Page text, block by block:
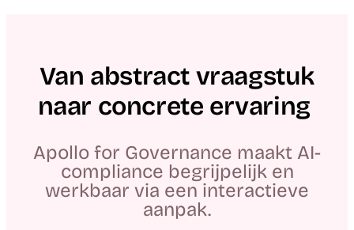
Van abstract vraagstuk
naar concrete ervaring
Apollo for Governance maakt AI-
compliance begrijpelijk en
werkbaar via een interactieve
aanpak.